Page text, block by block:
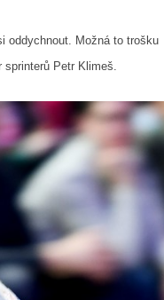
oddychnout. Možná to trošku
sprinterů Petr Klimeš.